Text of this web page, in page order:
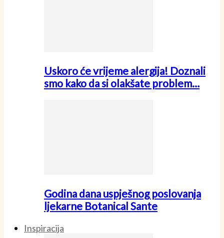
Uskoro će vrijeme alergija! Doznali
smo kako da si olakšate problem…
Godina dana uspješnog poslovanja
ljekarne Botanical Sante
Inspiracija